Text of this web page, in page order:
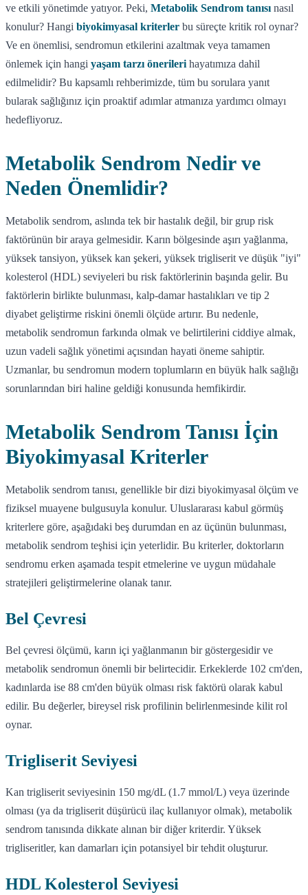
ve etkili yönetimde yatıyor. Peki, Metabolik Sendrom tanısı nasıl
konulur? Hangi biyokimyasal kriterler bu süreçte kritik rol oynar?
Ve en önemlisi, sendromun etkilerini azaltmak veya tamamen
önlemek için hangi yaşam tarzı önerileri hayatımıza dahil
edilmelidir? Bu kapsamlı rehberimizde, tüm bu sorulara yanıt
bularak sağlığınız için proaktif adımlar atmanıza yardımcı olmayı
hedefliyoruz.
Metabolik Sendrom Nedir ve
Neden Önemlidir?
Metabolik sendrom, aslında tek bir hastalık değil, bir grup risk
faktörünün bir araya gelmesidir. Karın bölgesinde aşırı yağlanma,
yüksek tansiyon, yüksek kan şekeri, yüksek trigliserit ve düşük "iyi"
kolesterol (HDL) seviyeleri bu risk faktörlerinin başında gelir. Bu
faktörlerin birlikte bulunması, kalp-damar hastalıkları ve tip 2
diyabet geliştirme riskini önemli ölçüde artırır. Bu nedenle,
metabolik sendromun farkında olmak ve belirtilerini ciddiye almak,
uzun vadeli sağlık yönetimi açısından hayati öneme sahiptir.
Uzmanlar, bu sendromun modern toplumların en büyük halk sağlığı
sorunlarından biri haline geldiği konusunda hemfikirdir.
Metabolik Sendrom Tanısı İçin
Biyokimyasal Kriterler
Metabolik sendrom tanısı, genellikle bir dizi biyokimyasal ölçüm ve
fiziksel muayene bulgusuyla konulur. Uluslararası kabul görmüş
kriterlere göre, aşağıdaki beş durumdan en az üçünün bulunması,
metabolik sendrom teşhisi için yeterlidir. Bu kriterler, doktorların
sendromu erken aşamada tespit etmelerine ve uygun müdahale
stratejileri geliştirmelerine olanak tanır.
Bel Çevresi
Bel çevresi ölçümü, karın içi yağlanmanın bir göstergesidir ve
metabolik sendromun önemli bir belirtecidir. Erkeklerde 102 cm'den,
kadınlarda ise 88 cm'den büyük olması risk faktörü olarak kabul
edilir. Bu değerler, bireysel risk profilinin belirlenmesinde kilit rol
oynar.
Trigliserit Seviyesi
Kan trigliserit seviyesinin 150 mg/dL (1.7 mmol/L) veya üzerinde
olması (ya da trigliserit düşürücü ilaç kullanıyor olmak), metabolik
sendrom tanısında dikkate alınan bir diğer kriterdir. Yüksek
trigliseritler, kan damarları için potansiyel bir tehdit oluşturur.
HDL Kolesterol Seviyesi